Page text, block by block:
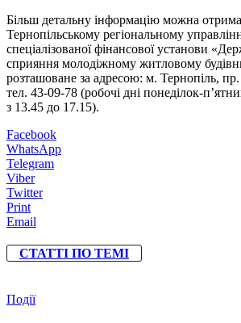
Більш детальну інформацію можна
Тернопільському регіональному
спеціалізованої фінансової установи
сприяння молодіжному житловому
розташоване за адресою: м. Тернопіль,
тел. 43-09-78 (робочі дні понеділок-
з 13.45 до 17.15).
Facebook
WhatsApp
Telegram
Viber
Twitter
Print
Email
СТАТТІ ПО ТЕМІ
Події